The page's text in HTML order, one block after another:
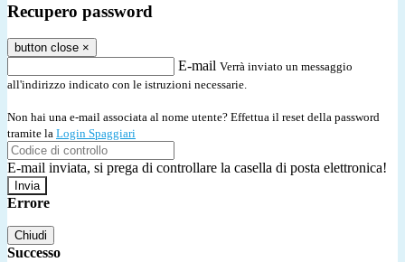
Recupero password
button close ×
E-mail Verrà inviato un messaggio
all'indirizzo indicato con le istruzioni necessarie.
Non hai una e-mail associata al nome utente? Effettua il reset della password
tramite la Login Spaggiari
E-mail inviata, si prega di controllare la casella di posta elettronica!
Errore
Chiudi
Successo